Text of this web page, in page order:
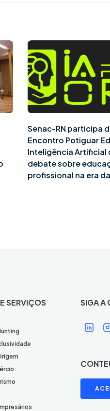
Senac-RN participa
Encontro Potiguar
Inteligência Artificial
debate sobre
profissional na era
SERVIÇOS SIGA A
Í
c
n
e
L
i
Í
I